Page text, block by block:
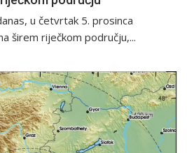
u četvrtak 5. prosinca
širem riječkom području,...